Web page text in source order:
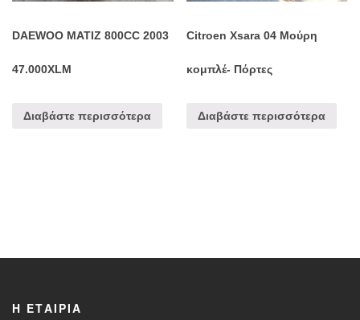
DAEWOO MATIZ 800CC 2003
47.000XLM
Διαβάστε περισσότερα
Citroen Xsara 04 Μούρη
κομπλέ- Πόρτες
Διαβάστε περισσότερα
Η ΕΤΑΙΡΊΑ